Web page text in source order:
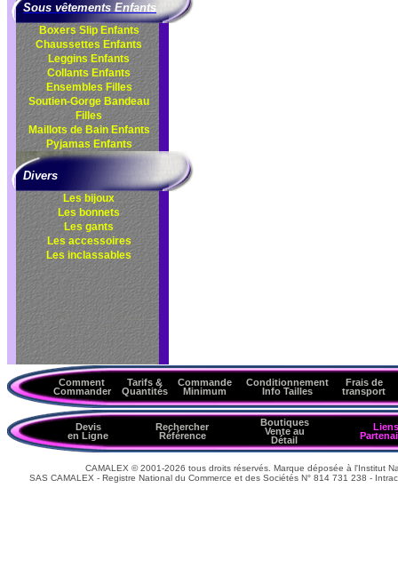
Sous vêtements Enfants
Boxers Slip Enfants
Chaussettes Enfants
Leggins Enfants
Collants Enfants
Ensembles Filles
Soutien-Gorge Bandeau
Filles
Maillots de Bain Enfants
Pyjamas Enfants
Divers
Les bijoux
Les bonnets
Les gants
Les accessoires
Les inclassables
Comment
Commander
Tarifs &
Quantités
Commande
Minimum
Conditionnement
Info Tailles
Frais de
transport
Devis
en Ligne
Rechercher
Référence
Boutiques
Vente au
Détail
Liens
CAMALEX © 2001-2026 tous droits réservés. Marque déposée à l'Institut
SAS CAMALEX - Registre National du Commerce et des Sociétés N° 814 731 238 -